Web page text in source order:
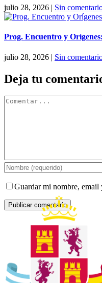
julio 28, 2026 | Sin
Prog. Encuentro y
julio 28, 2026 | Sin
Deja tu
Comentar
Guardar mi nombre, email